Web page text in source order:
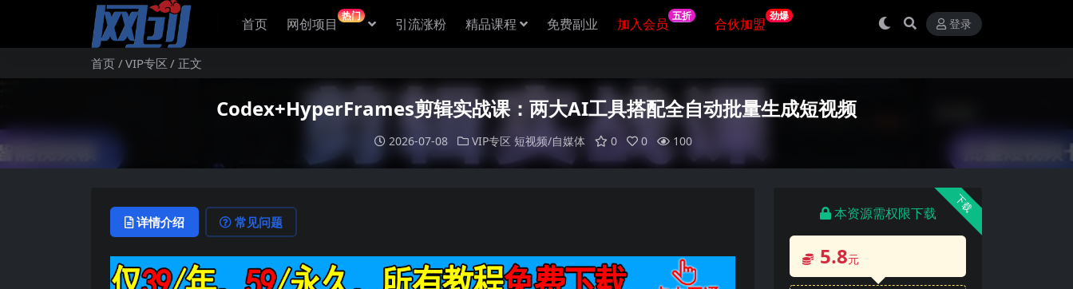
首页 网创项目 热门 引流涨粉 精品课程 免费副业 加入会员 五折 合伙加盟 劲爆
登录
首页 VIP专区 正文
Codex+HyperFrames剪辑实战课：两大AI工具搭配全自动批量生成短视频
2026-07-08 VIP专区 短视频/自媒体 0 0 100
详情介绍 常见问题
下载
本资源需权限下载
5.8元